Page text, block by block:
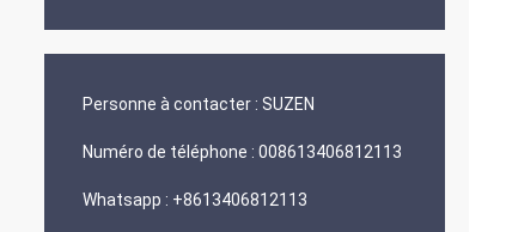
Personne à contacter : SUZEN
Numéro de téléphone : 008613406812113
Whatsapp : +8613406812113